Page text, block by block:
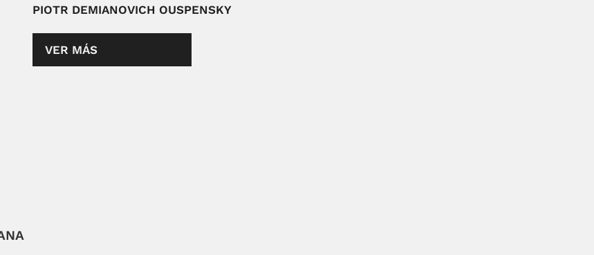
PIOTR DEMIANOVICH OUSPENSKY
VER MÁS